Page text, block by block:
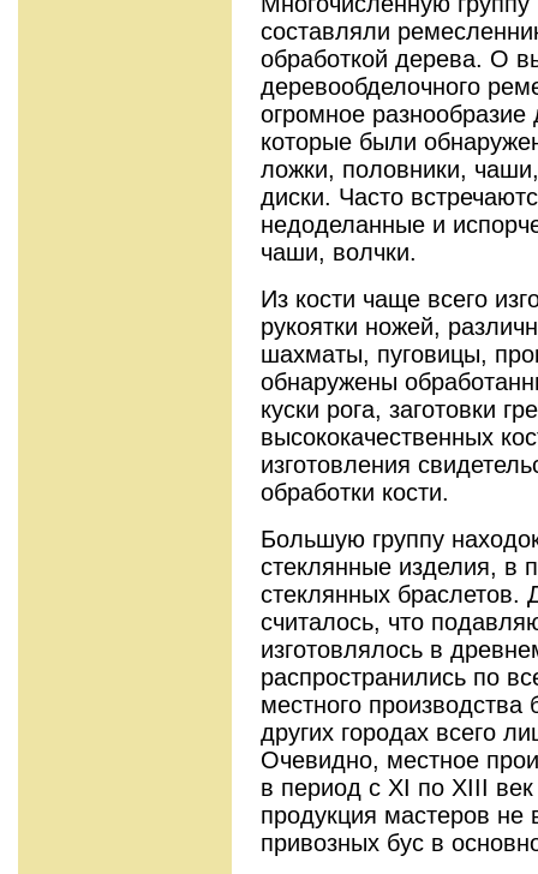
составляли
обработкой дерева. О
деревообделочного
огромное
которые были
ложки, половники,
диски. Часто
недоделанные и
чаши, волчки.
Из кости чаще всего
рукоятки ножей,
шахматы, пуговицы,
обнаружены
куски рога, заготовки
высококачественных
изготовления
обработки кости.
Большую группу
стеклянные изделия, в
стеклянных браслетов.
считалось, что
изготовлялось в
распространились по
местного производства
других городах всего
Очевидно, местное
в период с XI по XIII
продукция мастеров
привозных бус в